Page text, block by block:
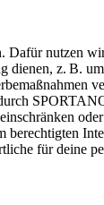
nutzen
z. B.
berechtigten
für deine